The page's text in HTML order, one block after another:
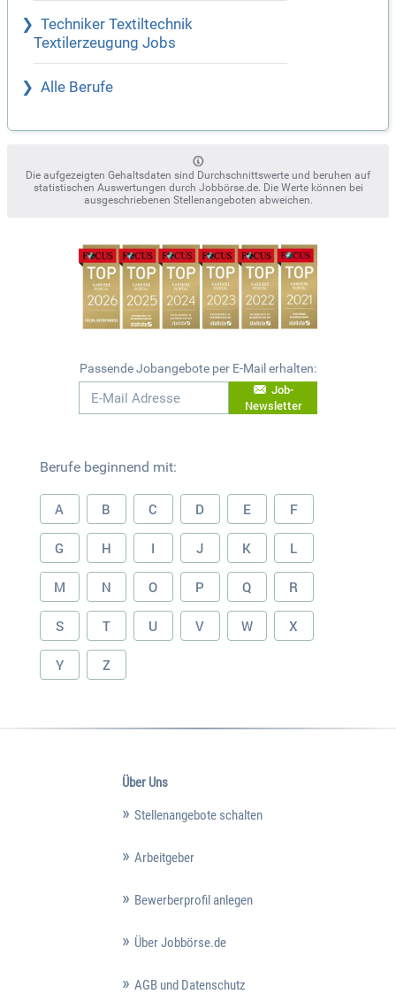
Techniker Textiltechnik
Textilerzeugung Jobs
Alle Berufe
Die aufgezeigten Gehaltsdaten sind Durchschnittswerte und beruhen auf
statistischen Auswertungen durch Jobbörse.de. Die Werte können bei
ausgeschriebenen Stellenangeboten abweichen.
Passende Jobangebote per E-Mail erhalten:
Job-
Newsletter
Berufe beginnend mit:
A B C D E F
G H I J K L
M N O P Q R
S T U V W X
Y Z
Über Uns
Stellenangebote schalten
Arbeitgeber
Bewerberprofil anlegen
Über Jobbörse.de
AGB und Datenschutz